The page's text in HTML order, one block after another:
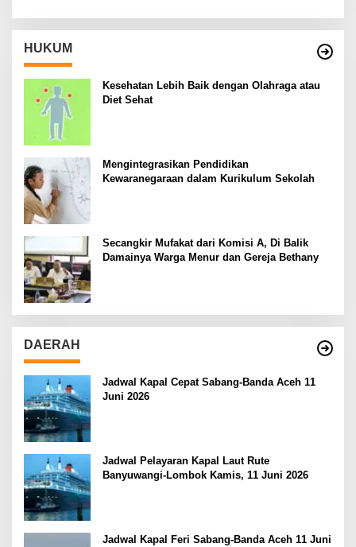
HUKUM
Kesehatan Lebih Baik dengan Olahraga atau
Diet Sehat
Mengintegrasikan Pendidikan
Kewaranegaraan dalam Kurikulum Sekolah
Secangkir Mufakat dari Komisi A, Di Balik
Damainya Warga Menur dan Gereja Bethany
DAERAH
Jadwal Kapal Cepat Sabang-Banda Aceh 11
Juni 2026
Jadwal Pelayaran Kapal Laut Rute
Banyuwangi-Lombok Kamis, 11 Juni 2026
Jadwal Kapal Feri Sabang-Banda Aceh 11 Juni